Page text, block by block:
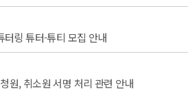
터링 튜터-튜티 모집 안내
원, 취소원 서명 처리 관련 안내